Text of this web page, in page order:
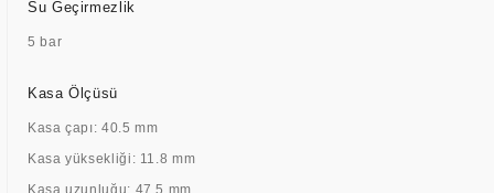
Su Geçirmezlik
5 bar
Kasa Ölçüsü
Kasa çapı: 40.5 mm
Kasa yüksekliği: 11.8 mm
Kasa uzunluğu: 47.5 mm